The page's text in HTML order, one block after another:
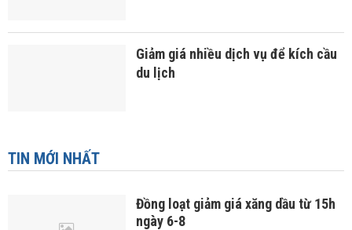
Giảm giá nhiều dịch vụ để kích cầu
du lịch
TIN MỚI NHẤT
Đồng loạt giảm giá xăng dầu từ 15h
ngày 6-8